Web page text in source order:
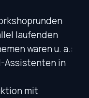
laufenden
waren u. a.:
Assistenten in
mit